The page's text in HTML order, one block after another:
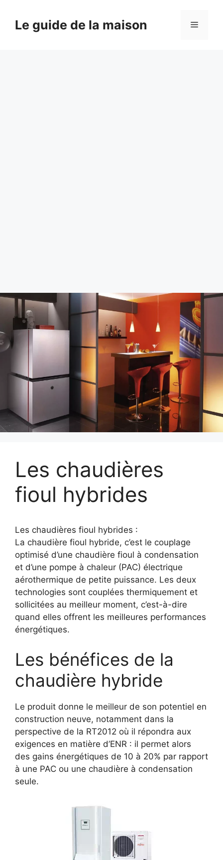
contenuLe guide de la maison Menu
Les chaudières
fioul hybrides
Les chaudières fioul hybrides :
La chaudière fioul hybride, c’est le couplage
optimisé d’une chaudière fioul à condensation
et d’une pompe à chaleur (PAC) électrique
aérothermique de petite puissance. Les deux
technologies sont couplées thermiquement et
sollicitées au meilleur moment, c’est-à-dire
quand elles offrent les meilleures performances
énergétiques.
Les bénéfices de la
chaudière hybride
Le produit donne le meilleur de son potentiel en
construction neuve, notamment dans la
perspective de la RT2012 où il répondra aux
exigences en matière d’ENR : il permet alors
des gains énergétiques de 10 à 20% par rapport
à une PAC ou une chaudière à condensation
seule.